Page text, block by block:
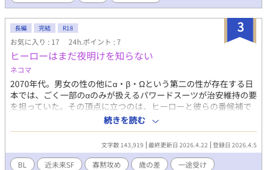
3
長編 完結 R18
お気に入り : 17 24h.ポイント : 7
ヒーローはまだ夜明けを知らない
ネコマ
2070年代。男女の性の他にα・β・Ωという第二の性が存在する日
本では、ごく一部のαのみが扱えるパワードスーツが治安維持の要
を担っていた。その頂点に立つのは、ヒーローと彼らの番候補で
あるΩを管理・育成する《日本特性能力者協会》——通称ヒーロ
ー協会。 協会所属のΩオペレーター・朝倉湊のもとにある日、
「番」となるαが決定したという通知が届く。 それを受け入れれ
ば、選ばれる側として安穏に生きられることを理解しつつも、湊
にはどうしても受け入れられない理由があった。 十年前、自分を
続きを読む
文字数 143,919 最終更新日 2026.4.22 登録日 2026.4.5
BL 近未来SF 寡黙攻め 歳の差
一途受け